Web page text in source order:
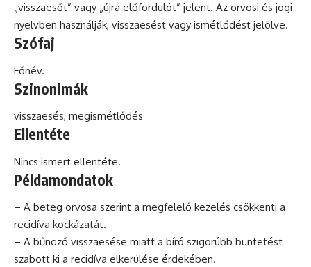
„visszaesőt” vagy „újra előfordulót” jelent. Az orvosi és jogi
nyelvben használják, visszaesést vagy ismétlődést jelölve.
Szófaj
Főnév.
Szinonimák
visszaesés, megismétlődés
Ellentéte
Nincs ismert ellentéte.
Példamondatok
– A beteg orvosa szerint a megfelelő kezelés csökkenti a
recidíva kockázatát.
– A bűnöző visszaesése miatt a bíró szigorúbb büntetést
szabott ki a recidíva elkerülése érdekében.